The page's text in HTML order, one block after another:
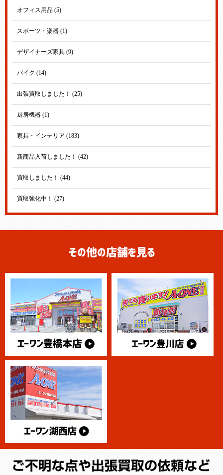
オフィス用品 (5)
スポーツ・楽器 (1)
デザイナーズ家具 (9)
バイク (14)
出張買取しました！ (25)
厨房機器 (1)
家具・インテリア (183)
新商品入荷しました！ (42)
買取しました！ (44)
買取強化中！ (27)